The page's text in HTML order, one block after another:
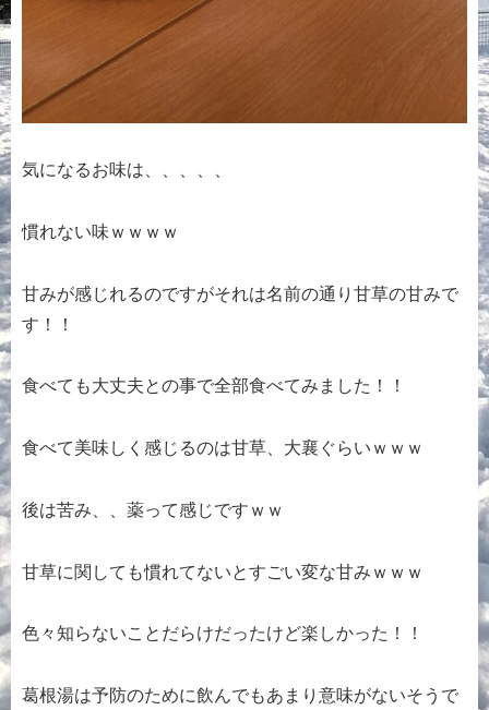
気になるお味は、、、、、
慣れない味ｗｗｗｗ
甘みが感じれるのですがそれは名前の通り甘草の甘みで
す！！
食べても大丈夫との事で全部食べてみました！！
食べて美味しく感じるのは甘草、大襄ぐらいｗｗｗ
後は苦み、、薬って感じですｗｗ
甘草に関しても慣れてないとすごい変な甘みｗｗｗ
色々知らないことだらけだったけど楽しかった！！
葛根湯は予防のために飲んでもあまり意味がないそうで